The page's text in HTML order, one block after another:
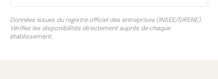
Données issues du registre officiel des entreprises (INSEE/SIRENE).
Vérifiez les disponibilités directement auprès de chaque
établissement.